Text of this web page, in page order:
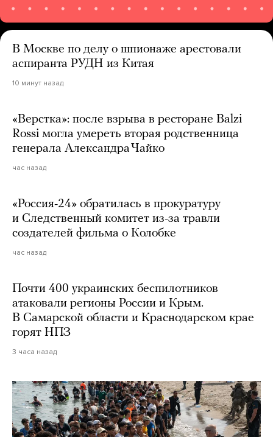
В Москве по делу о шпионаже арестовали
аспиранта РУДН из Китая
10 минут назад
«Верстка»: после взрыва в ресторане Balzi
Rossi могла умереть вторая родственница
генерала Александра Чайко
час назад
«Россия-24» обратилась в прокуратуру
и Следственный комитет из-за травли
создателей фильма о Колобке
час назад
Почти 400 украинских беспилотников
атаковали регионы России и Крым.
В Самарской области и Краснодарском крае
горят НПЗ
3 часа назад